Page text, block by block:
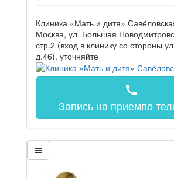
Клиника «Мать и дитя»
Москва, ул. Большая
стр.2 (вход в клинику со стороны
д.46). уточняйте
call
Запись на приемпо